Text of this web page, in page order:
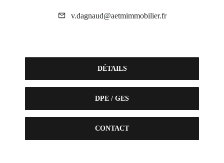
v.dagnaud@aetmimmobilier.fr
DÉTAILS
DPE / GES
CONTACT